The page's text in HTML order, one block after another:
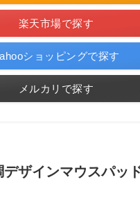
楽天市場で探す
ショッピングで探す
メルカリで探す
ザインマウスパッ